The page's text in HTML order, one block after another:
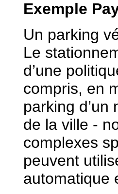
Exemple
Un parking
Le
d’une
compris, en
parking d’un
de la ville -
complexes
peuvent
automatique